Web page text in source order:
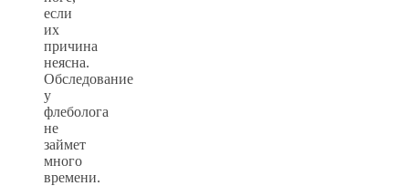
если
их
причина
неясна.
Обследование
у
флеболога
не
займет
много
времени.